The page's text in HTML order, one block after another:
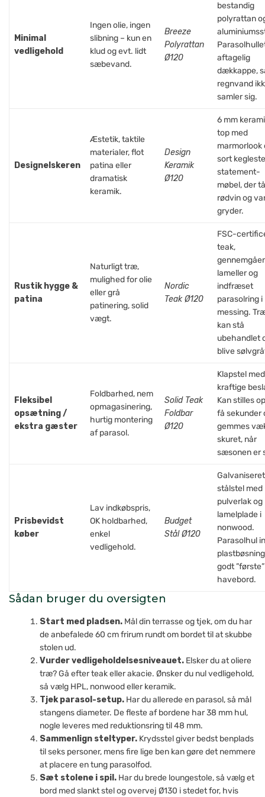
Minimal
vedligehold
Ingen olie, ingen
slibning – kun en
klud og evt. lidt
sæbevand.
Breeze
Polyrattan
Ø120
bestandig
polyrattan
aftagelig
dækkappe,
regnvand
samler sig.
Designelskeren
Æstetik, taktile
materialer, flot
patina eller
dramatisk
keramik.
Design
Keramik
Ø120
6 mm
top med
marmorlook
sort
statement-
møbel, der
rødvin og
gryder.
Rustik hygge &
patina
Naturligt træ,
mulighed for olie
eller grå
patinering, solid
vægt.
Nordic
Teak Ø120
FSC-
teak,
lameller og
indfræset
parasolring i
messing.
kan stå
ubehandlet
blive
Fleksibel
opsætning /
ekstra gæster
Foldbarhed, nem
opmagasinering,
hurtig montering
af parasol.
Solid Teak
Foldbar
Ø120
Klapstel med
kraftige
Kan stilles
få sekunder
gemmes
skuret, når
sæsonen er
Prisbevidst
køber
Lav indkøbspris,
OK holdbarhed,
enkel
vedligehold.
Budget
Stål Ø120
Galvaniseret
stålstel med
pulverlak og
lamelplade i
nonwood.
Parasolhul
godt ”første”
havebord.
Sådan bruger du oversigten
Start med pladsen. Mål din terrasse og tjek, om du har
de anbefalede 60 cm frirum rundt om bordet til at skubbe
stolen ud.
Vurder vedligeholdelsesniveauet. Elsker du at oliere
træ? Gå efter teak eller akacie. Ønsker du nul vedligehold,
så vælg HPL, nonwood eller keramik.
Tjek parasol-setup. Har du allerede en parasol, så mål
stangens diameter. De fleste af bordene har 38 mm hul,
nogle leveres med reduktionsring til 48 mm.
Sammenlign steltyper. Krydsstel giver bedst benplads
til seks personer, mens fire lige ben kan gøre det nemmere
at placere en tung parasolfod.
Sæt stolene i spil. Har du brede loungestole, så vælg et
bord med slankt stel og overvej Ø130 i stedet for, hvis